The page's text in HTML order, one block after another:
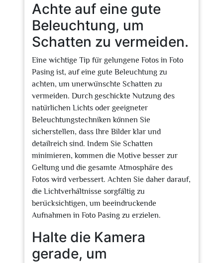
Achte auf eine gute
Beleuchtung, um
Schatten zu vermeiden.
Eine wichtige Tip für gelungene Fotos in Foto
Pasing ist, auf eine gute Beleuchtung zu
achten, um unerwünschte Schatten zu
vermeiden. Durch geschickte Nutzung des
natürlichen Lichts oder geeigneter
Beleuchtungstechniken können Sie
sicherstellen, dass Ihre Bilder klar und
detailreich sind. Indem Sie Schatten
minimieren, kommen die Motive besser zur
Geltung und die gesamte Atmosphäre des
Fotos wird verbessert. Achten Sie daher darauf,
die Lichtverhältnisse sorgfältig zu
berücksichtigen, um beeindruckende
Aufnahmen in Foto Pasing zu erzielen.
Halte die Kamera
gerade, um